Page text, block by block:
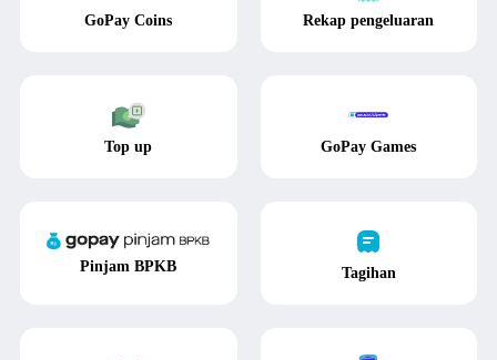
GoPay Coins Rekap pengeluaran
Top up GoPay Games
Pinjam BPKB Tagihan